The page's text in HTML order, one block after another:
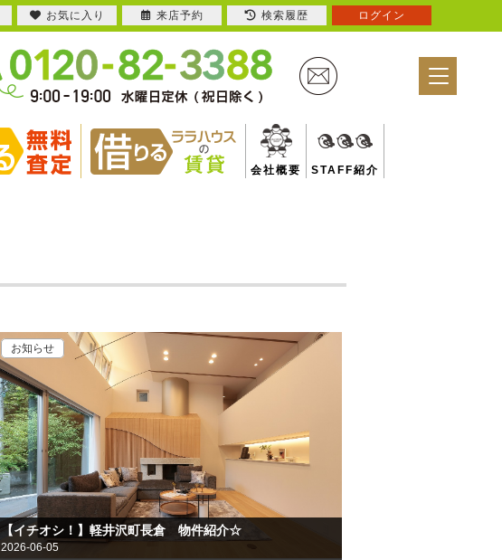
会社概要 STAFF紹介
お知らせ
【イチオシ！】軽井沢町長倉 物件紹介☆
2026-06-05
お気に入り 来店予約 検索履歴 ログイン